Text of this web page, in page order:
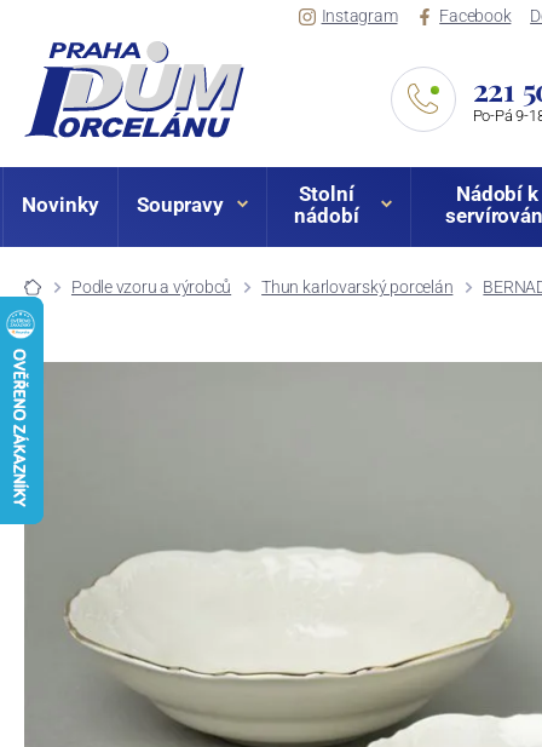
Instagram Facebook
221
Po-Pá 9-
Novinky Soupravy
Stolní
nádobí
Nádobí k
Podle vzoru a výrobců Thun karlovarský porcelán